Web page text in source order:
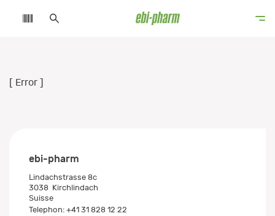
[ Error ]
ebi-pharm
Lindachstrasse 8c
3038 Kirchlindach
Suisse
Telephon: +41 31 828 12 22